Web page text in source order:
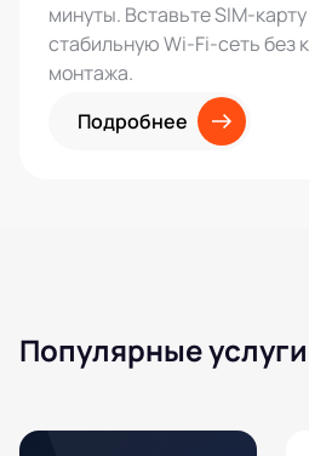
минуты. Вставьте SIM-
стабильную Wi-Fi-сеть без
монтажа.
Подробнее
Популярные